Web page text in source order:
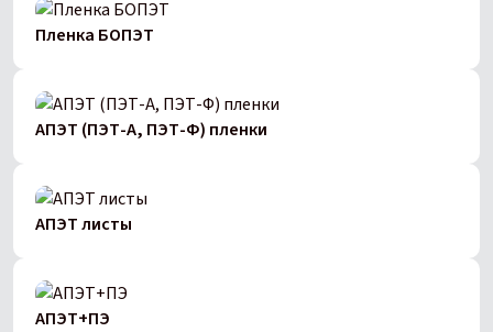
Пленка БОПЭТ
АПЭТ (ПЭТ-А, ПЭТ-Ф) пленки
АПЭТ листы
АПЭТ+ПЭ